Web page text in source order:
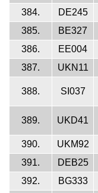
384.
DE245
385.
BE327
386.
EE004
387.
UKN11
388. SI037
389. UKD41
390. UKM92
391.
DEB25
392.
BG333